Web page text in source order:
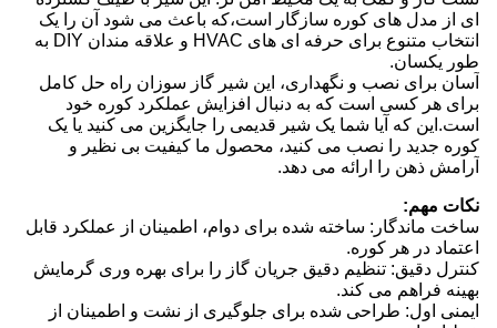
ای از مدل های کوره سازگار است،که باعث می شود آن را یک
انتخاب متنوع برای حرفه ای های HVAC و علاقه مندان DIY به
طور یکسان.
آسان برای نصب و نگهداری، این شیر گاز سوزان راه حل کامل
برای هر کسی است که به دنبال افزایش عملکرد کوره خود
است.این که آیا شما یک شیر قدیمی را جایگزین می کنید یا یک
کوره جدید را نصب می کنید، محصول ما کیفیت بی نظیر و
آرامش ذهن را ارائه می دهد.
نکات مهم:
ساخت ماندگار: ساخته شده برای دوام، اطمینان از عملکرد قابل
اعتماد در هر کوره.
کنترل دقیق: تنظیم دقیق جریان گاز را برای بهره وری گرمایش
بهینه فراهم می کند.
ایمنی اول: طراحی شده برای جلوگیری از نشت و اطمینان از